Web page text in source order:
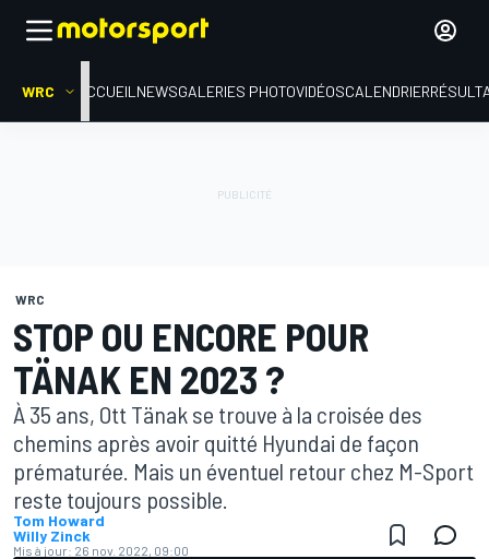
WRC ACCUEIL NEWSGALERIES PHOTOVIDÉOSCALENDRIER
WRC
STOP OU ENCORE POUR
TÄNAK EN 2023 ?
À 35 ans, Ott Tänak se trouve à la croisée des
chemins après avoir quitté Hyundai de façon
prématurée. Mais un éventuel retour chez M-Sport
reste toujours possible.
Tom Howard
Willy Zinck
Mis à jour: 26 nov. 2022, 09:00